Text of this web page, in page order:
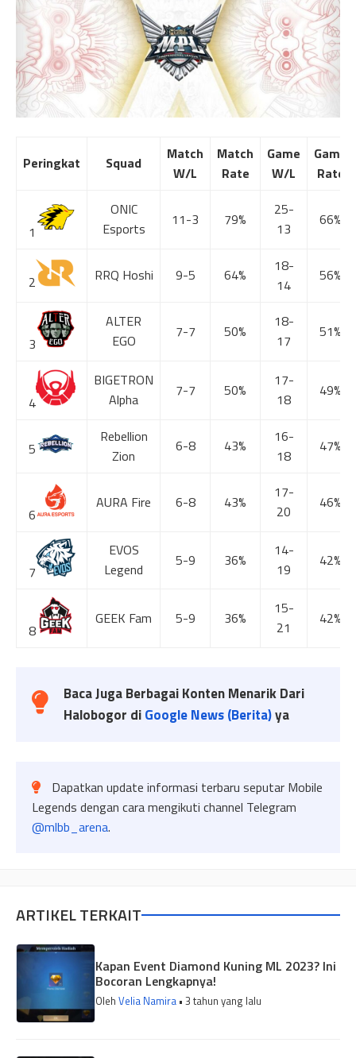
Peringkat Squad
Match
W/L
Match
Rate
Game
W/L
Game
Rate
1
ONIC
Esports
11-3 79%
25-
13
66%
2 RRQ Hoshi 9-5 64%
18-
14
56%
3
ALTER
EGO
7-7 50%
18-
17
51%
4
BIGETRON
Alpha
7-7 50%
17-
18
49%
5
Rebellion
Zion
6-8 43%
16-
18
47%
6
AURA Fire 6-8 43%
17-
20
46%
7
EVOS
Legend
5-9 36%
14-
19
42%
8
GEEK Fam 5-9 36%
15-
21
42%
Baca Juga Berbagai Konten Menarik Dari
Halobogor diGoogle News (Berita)ya
Dapatkan update informasi terbaru seputar Mobile
Legends dengan cara mengikuti channel Telegram
@mlbb_arena.
ARTIKEL TERKAIT
Kapan Event Diamond Kuning ML 2023? Ini
Bocoran Lengkapnya!
Oleh Velia Namira • 3 tahun yang lalu